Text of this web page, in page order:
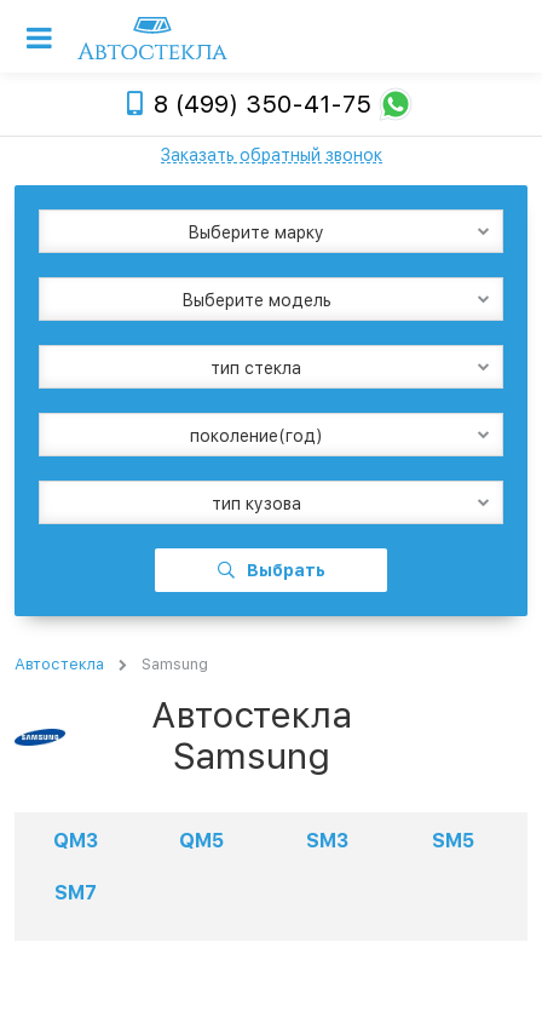
8 (499) 350-41-75
Заказать обратный звонок
Выберите марку
Выберите модель
тип стекла
поколение(год)
тип кузова
Выбрать
Автостекла Samsung
Автостекла
Samsung
QM3 QM5 SM3 SM5
SM7